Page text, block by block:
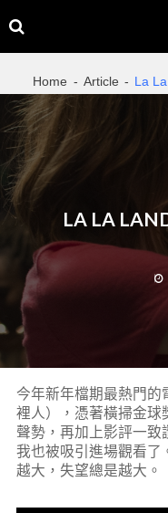
to
to
Home Article La
LA LA
今年新年檔期最熱門的
裡人），憑著橫掃金球
聲勢，再加上影評一致
我也被吸引進場觀看了
越大，失望總是越大。